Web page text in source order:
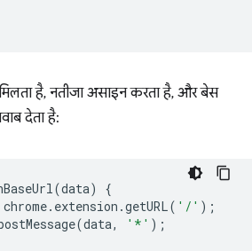
है, नतीजा असाइन करता है, और बेस
देता है:
(data)
{
chrome. extension .getURL( '/' );
(data, '*' );